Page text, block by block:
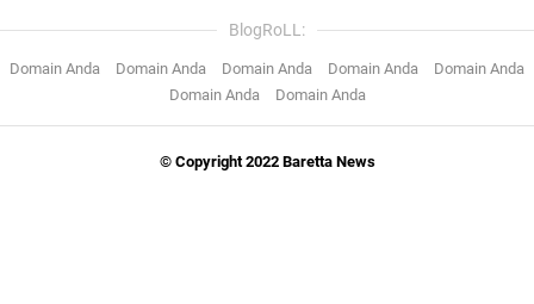
BlogRoLL:
Domain Anda Domain Anda Domain Anda Domain Anda
Domain Anda
Domain Anda
Domain Anda
© Copyright 2022 Baretta News